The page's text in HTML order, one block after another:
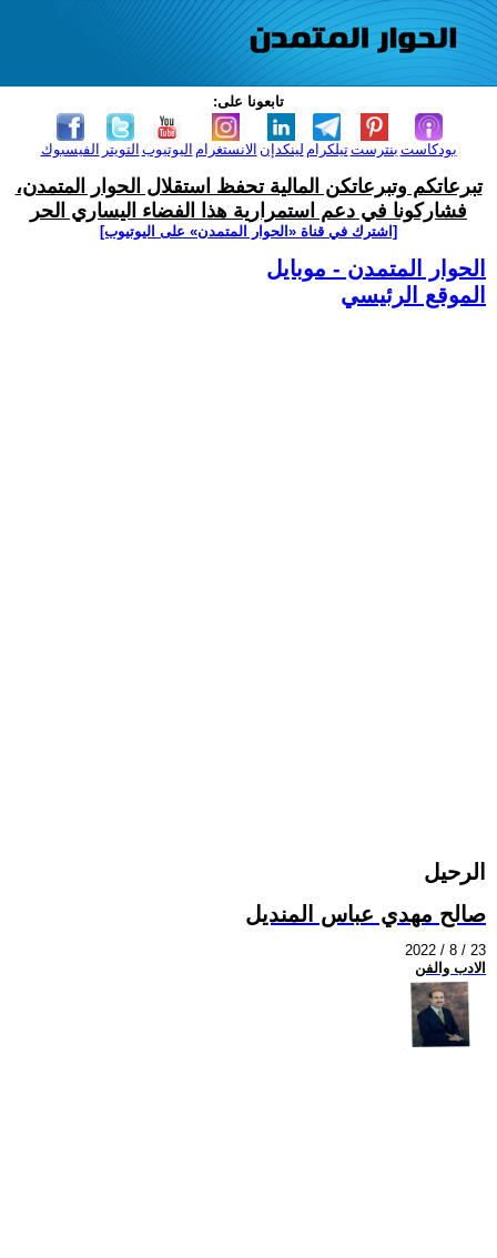
تابعونا على:
الفيسبوك التويتر اليوتيوب الانستغرام لينكدإن تيلكرامبنترست بودكاست
تبرعاتكم وتبرعاتكن المالية تحفظ استقلال الحوار المتمدن،
فشاركونا في دعم استمرارية هذا الفضاء اليساري الحر
[اشترك في قناة ‫«الحوار المتمدن» على اليوتيوب]
الحوار المتمدن - موبايل
الموقع الرئيسي
الرحيل
صالح مهدي عباس المنديل
2022 / 8 / 23
الادب والفن